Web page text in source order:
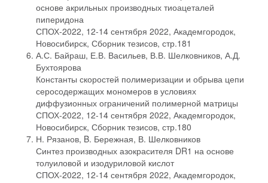
основе акрильных производных тиоацеталей
пиперидона
СПОХ-2022, 12-14 сентября 2022, Академгородок,
Новосибирск, Сборник тезисов, стр.181
А.С. Байраш, Е.В. Васильев, В.В. Шелковников, А.Д.
Бухтоярова
Константы скоростей полимеризации и обрыва цепи
серосодержащих мономеров в условиях
диффузионных ограничений полимерной матрицы
СПОХ-2022, 12-14 сентября 2022, Академгородок,
Новосибирск, Сборник тезисов, стр.180
Н. Рязанов, B. Бережная, В. Шелковников
Синтез производных азокрасителя DR1 на основе
толуиловой и изодуриловой кислот
СПОХ-2022, 12-14 сентября 2022, Академгородок,